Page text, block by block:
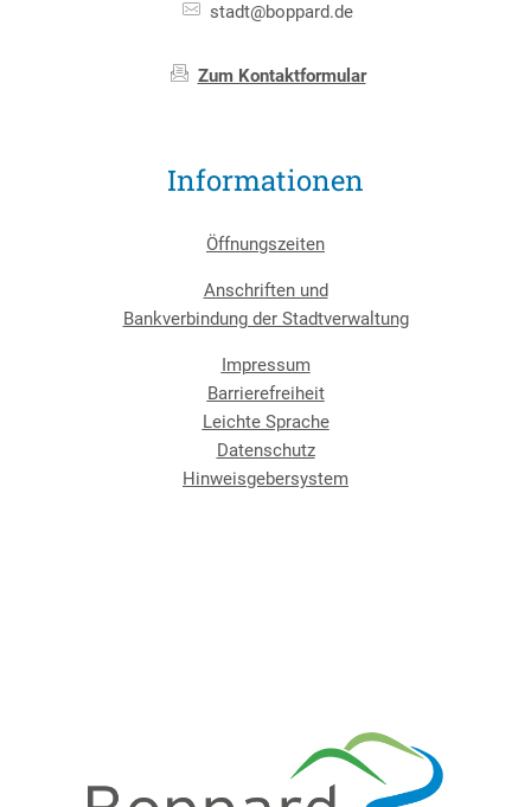
stadt@boppard.de
Zum Kontaktformular
Informationen
Öffnungszeiten
Anschriften und
Bankverbindung der Stadtverwaltung
Impressum
Barrierefreiheit
Leichte Sprache
Datenschutz
Hinweisgebersystem